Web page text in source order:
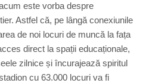
este vorba despre
Astfel că, pe lângă conexiunile
de noi locuri de muncă la fața
direct la spații educaționale,
zilnice și încurajează spiritul
cu 63.000 locuri va fi